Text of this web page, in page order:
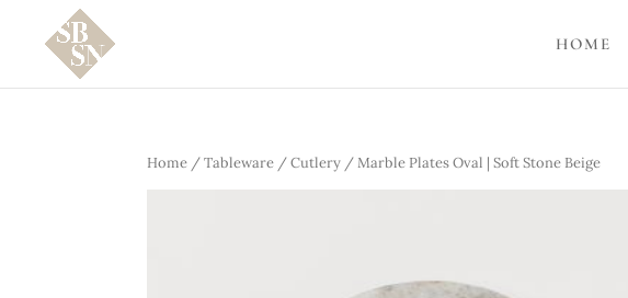
HOME
Home /Tableware /Cutlery / Marble Plates Oval | Soft Stone Beige